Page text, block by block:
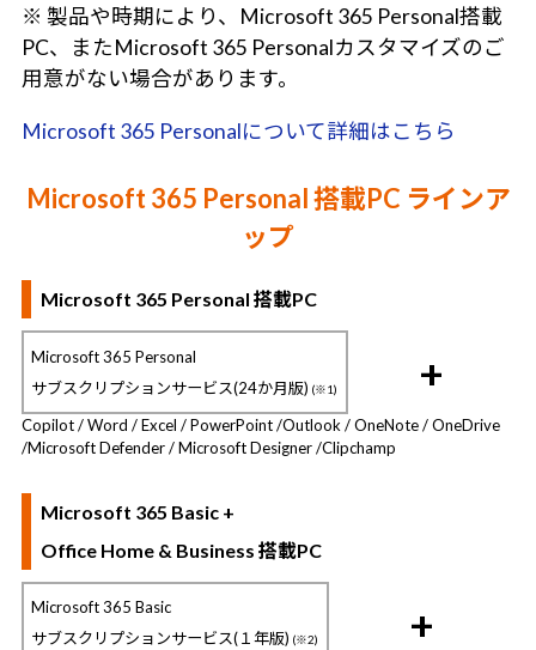
※ 製品や時期により、Microsoft 365 Personal搭載
PC、またMicrosoft 365 Personalカスタマイズのご
用意がない場合があります。
Microsoft 365 Personalについて詳細はこちら
Microsoft 365 Personal 搭載PC ラインア
ップ
Microsoft 365 Personal 搭載PC
Microsoft 365 Personal
サブスクリプションサービス(24か月版) (※1) +
Copilot / Word / Excel / PowerPoint /Outlook / OneNote / OneDrive
/Microsoft Defender / Microsoft Designer /Clipchamp
Microsoft 365 Basic +
Office Home & Business 搭載PC
Microsoft 365 Basic
サブスクリプションサービス(１年版) (※2) +